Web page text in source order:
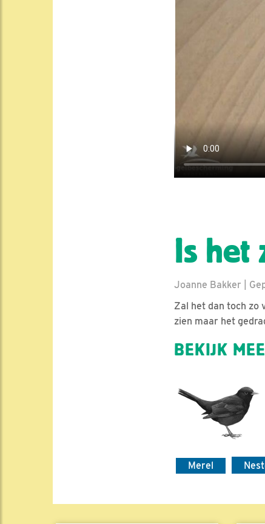
Is het
Joanne Bakker |
Zal het dan toch zo
zien maar het
BEKIJK
Merel